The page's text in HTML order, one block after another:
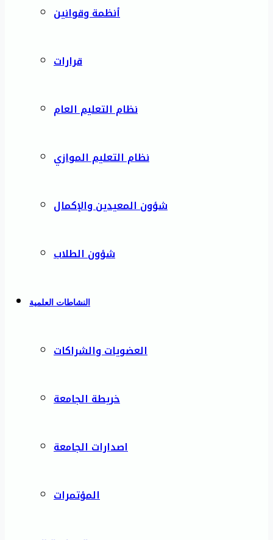
أنظمة وقوانين
قرارات
نظام التعليم العام
نظام التعليم الموازي
شؤون المعيدين والإكمال
شؤون الطلاب
النشاطات العلمية
العضويات والشراكات
خريطة الجامعة
اصدارات الجامعة
المؤتمرات